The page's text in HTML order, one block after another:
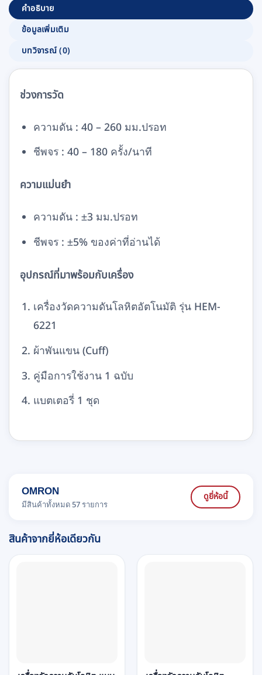
คำอธิบาย
ข้อมูลเพิ่มเติม
บทวิจารณ์ (0)
ช่วงการวัด
ความดัน : 40 – 260 มม.ปรอท
ชีพจร : 40 – 180 ครั้ง/นาที
ความแม่นยำ
ความดัน : ±3 มม.ปรอท
ชีพจร : ±5% ของค่าที่อ่านได้
อุปกรณ์ที่มาพร้อมกับเครื่อง
เครื่องวัดความดันโลหิตอัตโนมัติ รุ่น HEM-
6221
ผ้าพันแขน (Cuff)
คู่มือการใช้งาน 1 ฉบับ
แบตเตอรี่ 1 ชุด
OMRON
มีสินค้าทั้งหมด 57 รายการ
ดูยี่ห้อนี้
สินค้าจากยี่ห้อเดียวกัน